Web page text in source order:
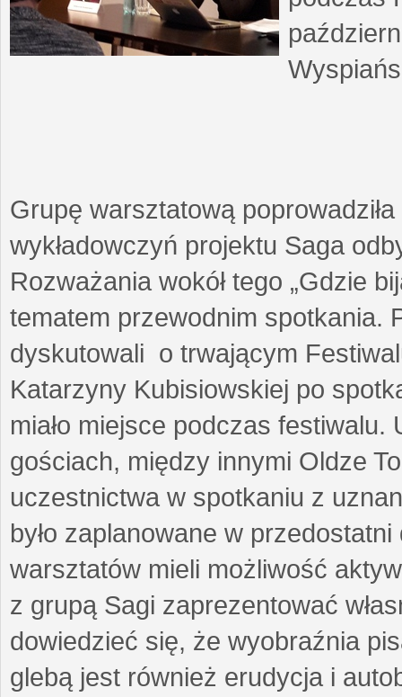
Grupę warsztatową
wykładowczyń projektu Saga
Rozważania wokół tego „Gdzie
tematem przewodnim spotkania.
dyskutowali o trwającym
Katarzyny Kubisiowskiej po
miało miejsce podczas
gościach, między innymi Oldze
uczestnictwa w spotkaniu z
było zaplanowane w
warsztatów mieli możliwość
z grupą Sagi zaprezentować
dowiedzieć się, że wyobraźnia
glebą jest również erudycja i